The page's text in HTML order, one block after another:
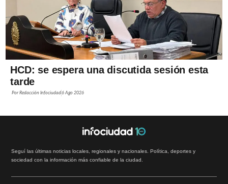
HCD: se espera una discutida sesión esta
tarde
PorRedacción Infociudad6 Ago 2026
Seguí las últimas noticias locales, regionales y nacionales. Política, deportes y
sociedad con la información más confiable de la ciudad.